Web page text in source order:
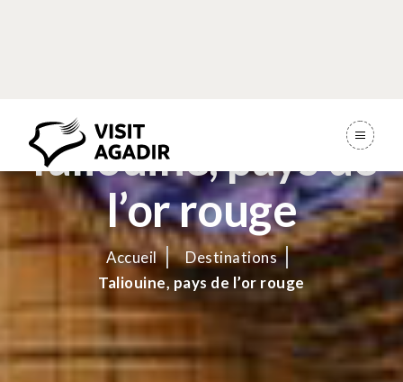
Taliouine, pays de
l’or rouge
Accueil
Destinations
Taliouine, pays de l’or rouge